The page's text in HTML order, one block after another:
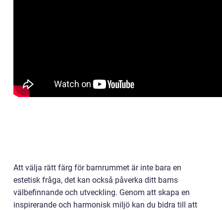
Att välja rätt färg för barnrummet är inte bara en
estetisk fråga, det kan också påverka ditt barns
välbefinnande och utveckling. Genom att skapa en
inspirerande och harmonisk miljö kan du bidra till att